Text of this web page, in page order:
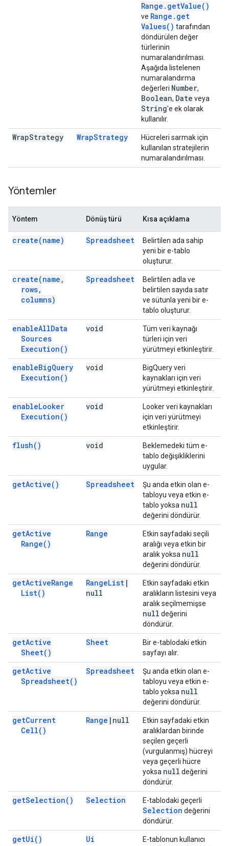
Range . getValue( )
ve Range . get
Values( ) tarafından
döndürülen değer
türlerinin
numaralandırılması.
Aşağıda listelenen
numaralandırma
değerleri Number,
Boolean, Date veya
String'e ek olarak
kullanılır.
WrapStrategy WrapStrategy
Hücreleri sarmak için
kullanılan stratejilerin
numaralandırılması.
Yöntemler
Yöntem Dönüş türü Kısa açıklama
create(name) Spreadsheet
Belirtilen ada sahip
yeni bir e-tablo
oluşturur.
create(name ,
rows,
columns)
Spreadsheet
Belirtilen adla ve
belirtilen sayıda satır
ve sütunla yeni bir e-
tablo oluşturur.
enableAllData
Sources
Execution( )
void
Tüm veri kaynağı
türleri için veri
yürütmeyi etkinleştirir.
enableBigQuery
Execution( )
void
BigQuery veri
kaynakları için veri
yürütmeyi etkinleştirir.
enableLooker
Execution( )
void
Looker veri kaynakları
için veri yürütmeyi
etkinleştirir.
flush( ) void
Beklemedeki tüm e-
tablo değişikliklerini
uygular.
getActive( ) Spreadsheet
Şu anda etkin olan e-
tabloyu veya etkin e-
tablo yoksa null
değerini döndürür.
getActive
Range( )
Range
Etkin sayfadaki seçili
aralığı veya etkin bir
aralık yoksa null
değerini döndürür.
getActiveRange
List( )
RangeList |
null
Etkin sayfadaki etkin
aralıkların listesini veya
aralık seçilmemişse
null değerini
döndürür.
getActive
Sheet( )
Sheet
Bir e-tablodaki etkin
sayfayı alır.
getActive
Spreadsheet( )
Spreadsheet
Şu anda etkin olan e-
tabloyu veya etkin e-
tablo yoksa null
değerini döndürür.
getCurrent
Cell( )
Range | null
Etkin sayfadaki etkin
aralıklardan birinde
seçilen geçerli
(vurgulanmış) hücreyi
veya geçerli hücre
yoksa null değerini
döndürür.
getSelection( ) Selection E-tablodaki geçerli
Selection değerini
döndürür.
getUi( ) Ui
E-tablonun kullanıcı